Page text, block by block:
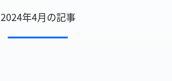
2024年4月の記事